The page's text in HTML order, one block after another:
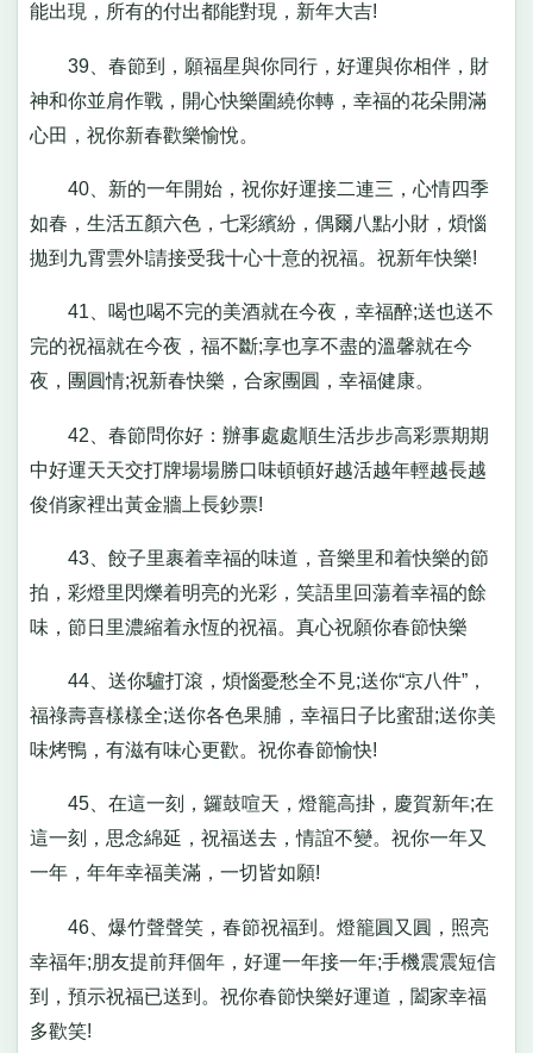
能出現，所有的付出都能對現，新年大吉!
39、春節到，願福星與你同行，好運與你相伴，財
神和你並肩作戰，開心快樂圍繞你轉，幸福的花朵開滿
心田，祝你新春歡樂愉悅。
40、新的一年開始，祝你好運接二連三，心情四季
如春，生活五顏六色，七彩繽紛，偶爾八點小財，煩惱
拋到九霄雲外!請接受我十心十意的祝福。祝新年快樂!
41、喝也喝不完的美酒就在今夜，幸福醉;送也送不
完的祝福就在今夜，福不斷;享也享不盡的溫馨就在今
夜，團圓情;祝新春快樂，合家團圓，幸福健康。
42、春節問你好：辦事處處順生活步步高彩票期期
中好運天天交打牌場場勝口味頓頓好越活越年輕越長越
俊俏家裡出黃金牆上長鈔票!
43、餃子里裹着幸福的味道，音樂里和着快樂的節
拍，彩燈里閃爍着明亮的光彩，笑語里回蕩着幸福的餘
味，節日里濃縮着永恆的祝福。真心祝願你春節快樂
44、送你驢打滾，煩惱憂愁全不見;送你“京八件”，
福祿壽喜樣樣全;送你各色果脯，幸福日子比蜜甜;送你美
味烤鴨，有滋有味心更歡。祝你春節愉快!
45、在這一刻，鑼鼓喧天，燈籠高掛，慶賀新年;在
這一刻，思念綿延，祝福送去，情誼不變。祝你一年又
一年，年年幸福美滿，一切皆如願!
46、爆竹聲聲笑，春節祝福到。燈籠圓又圓，照亮
幸福年;朋友提前拜個年，好運一年接一年;手機震震短信
到，預示祝福已送到。祝你春節快樂好運道，闔家幸福
多歡笑!